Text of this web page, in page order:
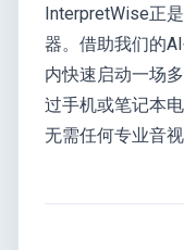
InterpretWise正
器。借助我们的
内快速启动一场
过手机或笔记本
无需任何专业音